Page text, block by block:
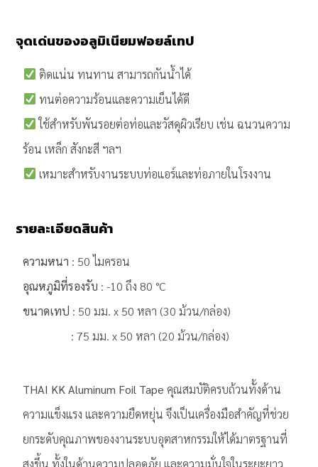
จุดเด่นของอลูมิเนียมฟอยล์เทป
ติดแน่น ทนทาน สามารถกันน้ำได้
ทนต่อความร้อนและความเย็นได้ดี
ใช้สำหรับพันรอยต่อท่อและวัสดุผิวเรียบ เช่น ฉนวนความ
ร้อน เหล็ก สังกะสี ฯลฯ
เหมาะสำหรับงานระบบท่อแอร์และท่อภายในโรงงาน
รายละเอียดสินค้า
ความหนา : 50 ไมครอน
อุณหภูมิที่รองรับ : -10 ถึง 80 °C
ขนาดเทป : 50 มม. x 50 หลา (30 ม้วน/กล่อง)
: 75 มม. x 50 หลา (20 ม้วน/กล่อง)
THAI KK Aluminum Foil Tape คุณสมบัติครบถ้วนทั้งด้าน
ความแข็งแรง และความยืดหยุ่น จึงเป็นเครื่องมือสำคัญที่ช่วย
ยกระดับคุณภาพของงานระบบอุตสาหกรรมให้ได้มาตรฐานที่
สูงขึ้น ทั้งในด้านความปลอดภัย และความมั่นใจในระยะยาว